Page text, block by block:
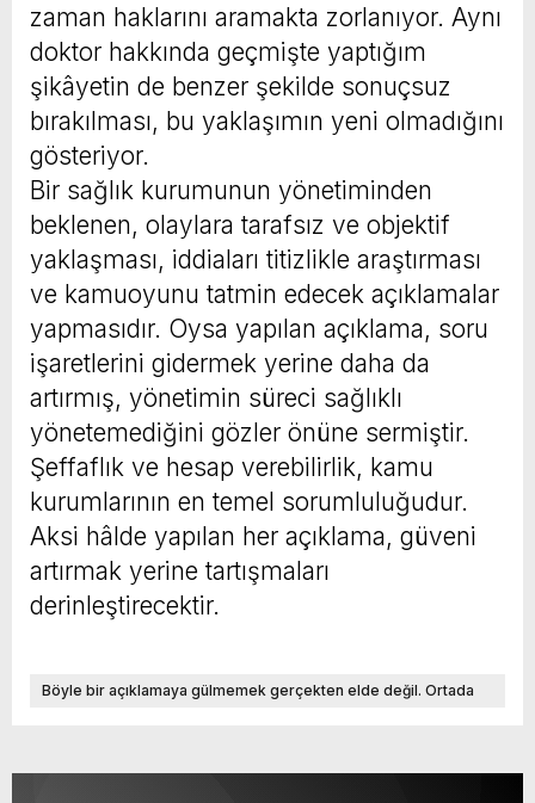
zaman haklarını aramakta zorlanıyor. Aynı
doktor hakkında geçmişte yaptığım
şikâyetin de benzer şekilde sonuçsuz
bırakılması, bu yaklaşımın yeni olmadığını
gösteriyor.
Bir sağlık kurumunun yönetiminden
beklenen, olaylara tarafsız ve objektif
yaklaşması, iddiaları titizlikle araştırması
ve kamuoyunu tatmin edecek açıklamalar
yapmasıdır. Oysa yapılan açıklama, soru
işaretlerini gidermek yerine daha da
artırmış, yönetimin süreci sağlıklı
yönetemediğini gözler önüne sermiştir.
Şeffaflık ve hesap verebilirlik, kamu
kurumlarının en temel sorumluluğudur.
Aksi hâlde yapılan her açıklama, güveni
artırmak yerine tartışmaları
derinleştirecektir.
Böyle bir açıklamaya gülmemek gerçekten elde değil. Ortada